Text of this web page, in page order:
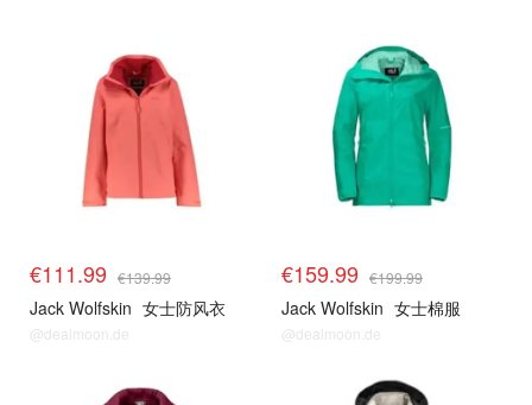
€111.99 €139.99
Jack Wolfskin 女士防风衣
@dealmoon.de
€159.99 €199.99
Jack Wolfskin 女士棉服
@dealmoon.de